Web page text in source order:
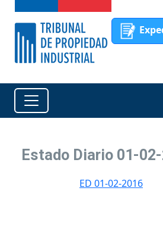
Estado Diario 01-
ED 01-02-2016